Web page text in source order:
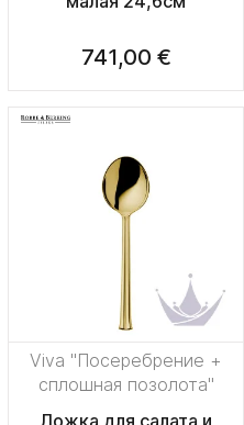
741,00 €
Viva "Посеребрение +
сплошная позолота"